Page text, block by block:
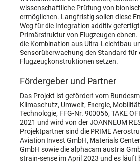
wissenschaftliche Prüfung von
ermöglichen. Langfristig sollen diese
Weg für die Integration additiv
Primärstruktur von Flugzeugen ebnen.
die Kombination aus Ultra-Leichtbau
Sensorüberwachung den Standard für
Flugzeugkonstruktionen setzen.
Fördergeber und Partner
Das Projekt ist gefördert vom
Klimaschutz, Umwelt, Energie,
Technologie, FFG-Nr. 900056, TAKE
2021 und wird von der JOANNEUM
Projektpartner sind die PRIME
Aviation Invest GmbH, Materials
GmbH sowie die alphacam austria
strain-sense im April 2023 und es läuft